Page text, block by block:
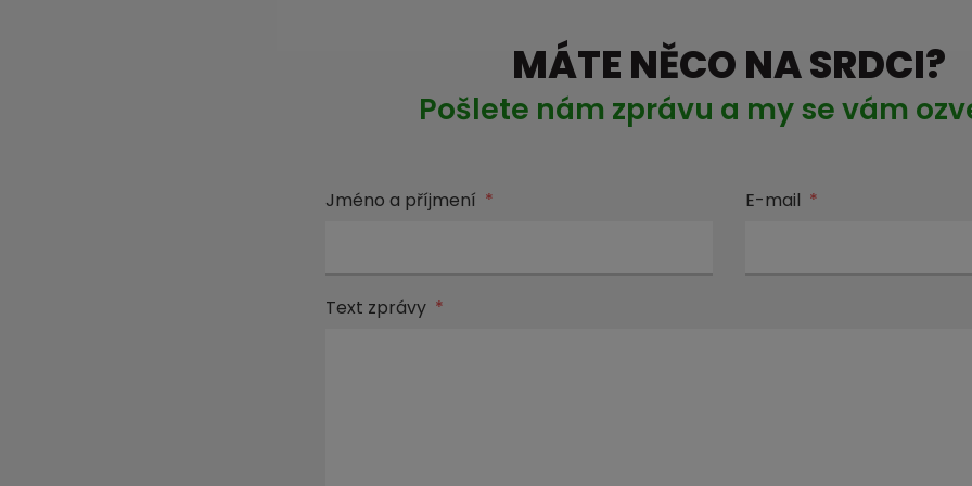
MÁTE NĚCO NA SRDCI?
Pošlete nám zprávu a my se vám
Jméno a příjmení * E-mail *
Text zprávy *